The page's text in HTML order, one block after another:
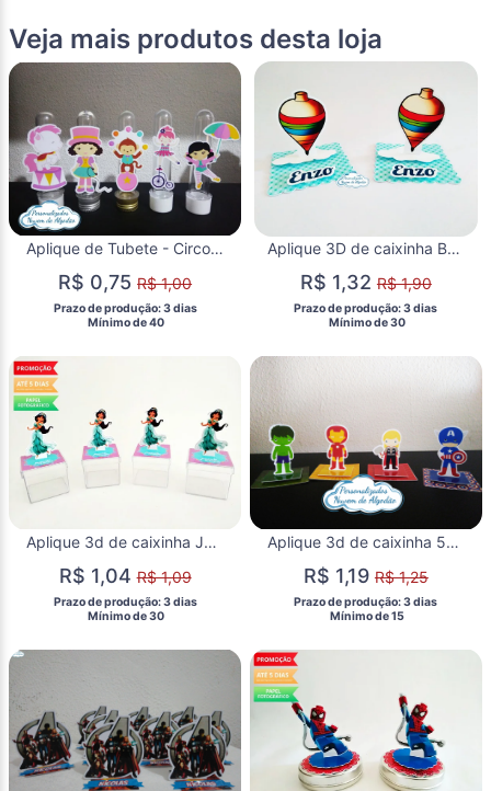
Veja mais produtos desta loja
Aplique de Tubete - Circo Menina
R$ 0,75R$ 1,00
Prazo de produção: 3 dias
  Mínimo de 40
Aplique 3D de caixinha Brinquedos
R$ 1,32R$ 1,90
Prazo de produção: 3 dias
  Mínimo de 30
Aplique 3d de caixinha Jasmine/Aladdin
R$ 1,04R$ 1,09
Prazo de produção: 3 dias
  Mínimo de 30
Aplique 3d de caixinha 5x5 Vingadores cute
R$ 1,19R$ 1,25
Prazo de produção: 3 dias
  Mínimo de 15